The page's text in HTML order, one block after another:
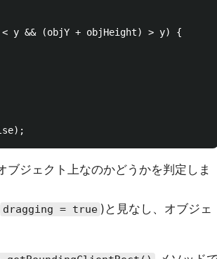
y && (objY + objHeight) > y) {
ジェクト上なのかどうかを判定しま
dragging = true )と見なし、オブジェ